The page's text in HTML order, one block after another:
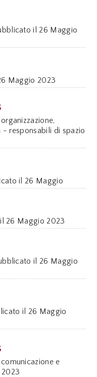
il 26 Maggio
Maggio 2023
responsabili di spazio
il 26 Maggio
26 Maggio 2023
il 26 Maggio
il 26 Maggio
e